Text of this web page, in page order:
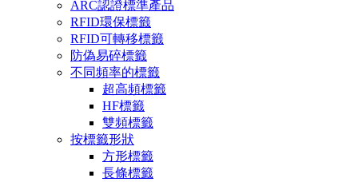
ARC認證標準產品
RFID環保標籤
RFID可轉移標籤
防偽易碎標籤
不同頻率的標籤
超高頻標籤
HF標籤
雙頻標籤
按標籤形狀
方形標籤
長條標籤